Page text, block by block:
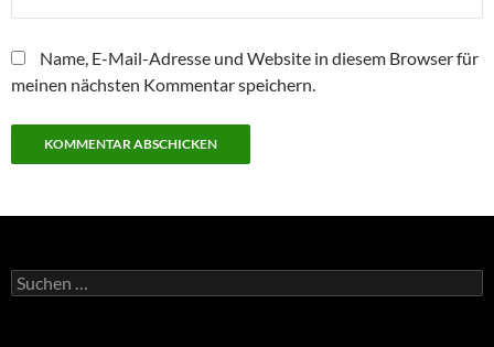
Name, E-Mail-Adresse und Website in diesem Browser für
meinen nächsten Kommentar speichern.
Suchen
nach: